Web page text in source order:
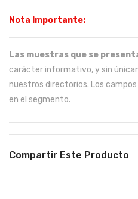
Nota Importante:
Las muestras que se
carácter informativo, y sin
nuestros directorios. Los
en el segmento.
Compartir Este Producto